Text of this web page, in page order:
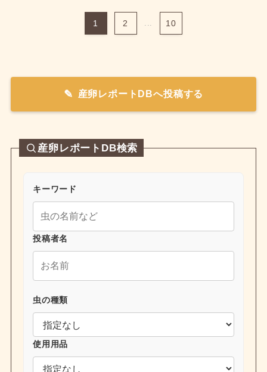
1 2 ... 10
産卵レポートDBへ投稿する
産卵レポートDB検索
キーワード
投稿者名
虫の種類
使用用品